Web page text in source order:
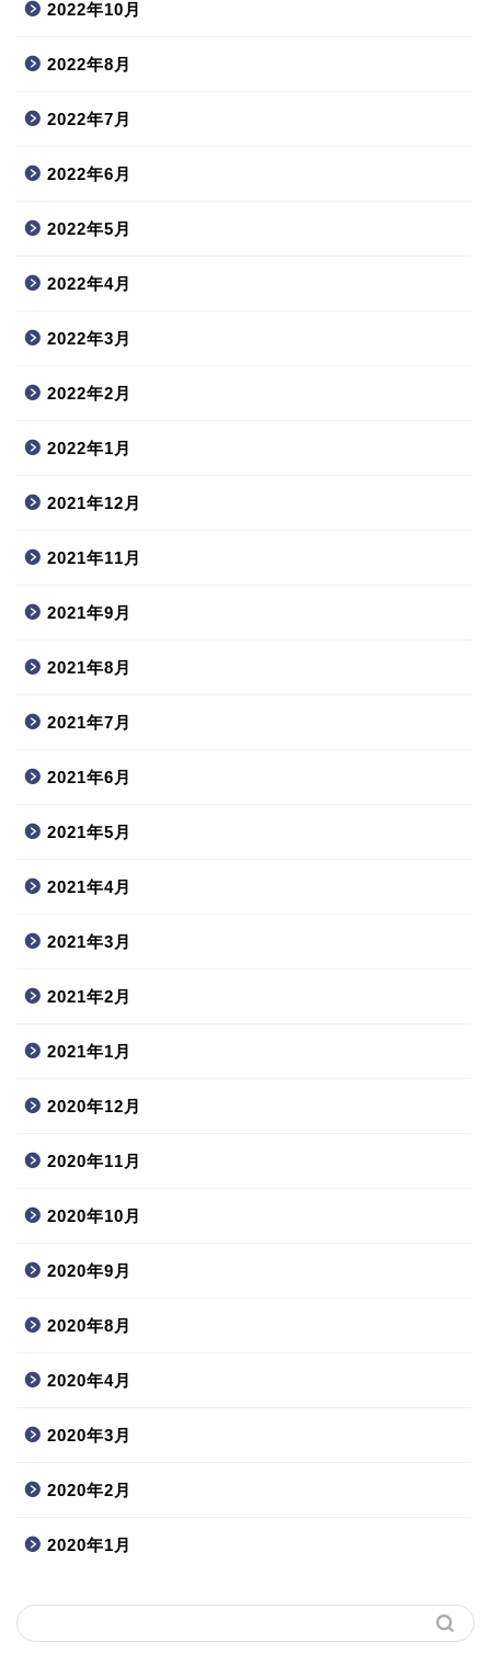
2022年10月
2022年8月
2022年7月
2022年6月
2022年5月
2022年4月
2022年3月
2022年2月
2022年1月
2021年12月
2021年11月
2021年9月
2021年8月
2021年7月
2021年6月
2021年5月
2021年4月
2021年3月
2021年2月
2021年1月
2020年12月
2020年11月
2020年10月
2020年9月
2020年8月
2020年4月
2020年3月
2020年2月
2020年1月